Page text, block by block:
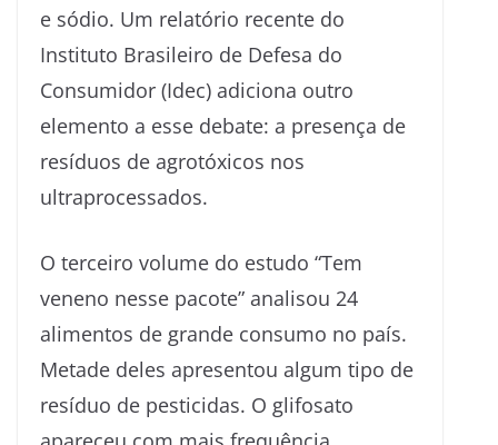
e sódio. Um relatório recente do
Instituto Brasileiro de Defesa do
Consumidor (Idec) adiciona outro
elemento a esse debate: a presença de
resíduos de agrotóxicos nos
ultraprocessados.
O terceiro volume do estudo “Tem
veneno nesse pacote” analisou 24
alimentos de grande consumo no país.
Metade deles apresentou algum tipo de
resíduo de pesticidas. O glifosato